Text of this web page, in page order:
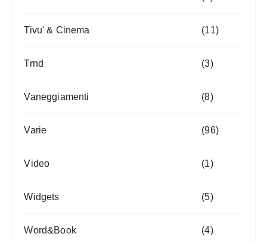
Tivu' & Cinema (11)
Trnd (3)
Vaneggiamenti (8)
Varie (96)
Video (1)
Widgets (5)
Word&Book (4)